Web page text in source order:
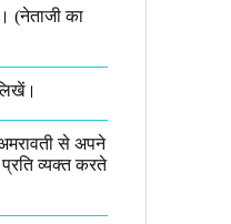
(नेताजी का
से अपने
प्रति व्यक्त करते